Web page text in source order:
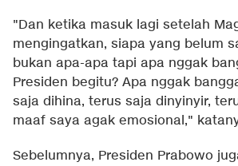
"Dan ketika masuk lagi setelah
mengingatkan, siapa yang belum
bukan apa-apa tapi apa nggak
Presiden begitu? Apa nggak
saja dihina, terus saja dinyinyir,
maaf saya agak emosional,"
Sebelumnya, Presiden Prabowo